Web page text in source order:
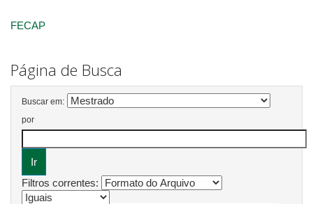
FECAP
Página de Busca
Buscar em:
por
Filtros correntes: